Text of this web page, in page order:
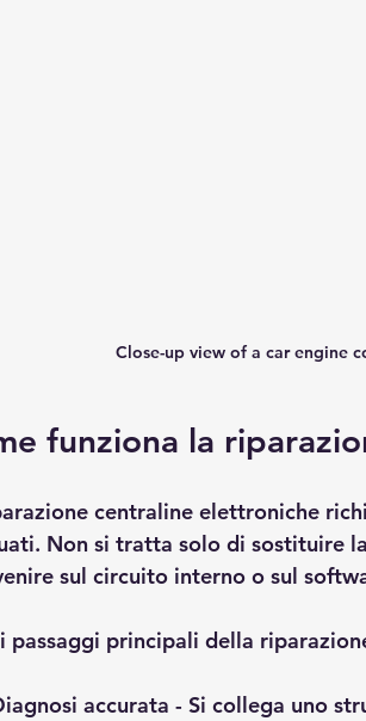
Close-up view of a car engine
funziona la
centraline elettroniche
Non si tratta solo di sostituire
sul circuito interno o sul
passaggi principali della
accurata - Si collega uno